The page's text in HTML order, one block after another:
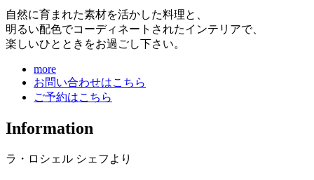
自然に育まれた素材を活かした料理と、
明るい配色でコーディネートされたインテリアで、
楽しいひとときをお過ごし下さい。
more
お問い合わせはこちら
ご予約はこちら
Information
ラ・ロシェル シェフより